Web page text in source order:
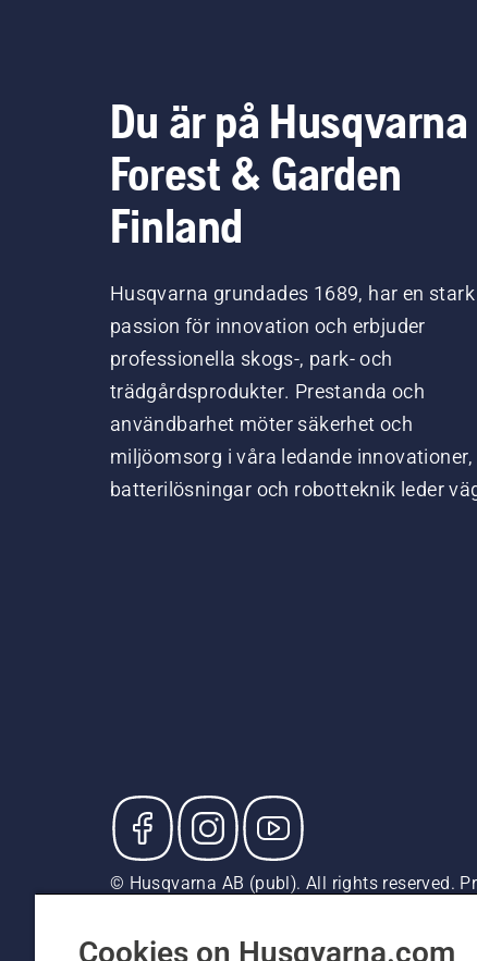
Du är på Husqvarna
Forest & Garden
Finland
Husqvarna grundades 1689, har en stark
passion för innovation och erbjuder
professionella skogs-, park- och
trädgårdsprodukter. Prestanda och
användbarhet möter säkerhet och
miljöomsorg i våra ledande
batterilösningar och robotteknik leder
© Husqvarna AB (publ). All rights reserved.
Cookiepolicy
Cookies on Husqvarna.com